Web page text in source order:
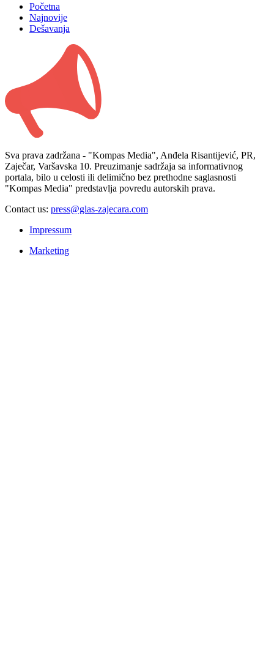
Početna
Najnovije
Dešavanja
Sva prava zadržana - "Kompas Media", Anđela Risantijević, PR,
Zaječar, Varšavska 10. Preuzimanje sadržaja sa informativnog
portala, bilo u celosti ili delimično bez prethodne saglasnosti
"Kompas Media" predstavlja povredu autorskih prava.
Contact us: press@glas-zajecara.com
Impressum
Marketing